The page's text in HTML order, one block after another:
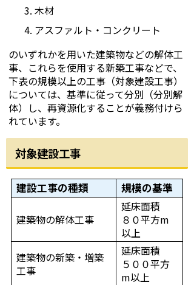
木材
アスファルト・コンクリート
のいずれかを用いた建築物などの解体工
事、これらを使用する新築工事などで、
下表の規模以上の工事（対象建設工事）
については、基準に従って分別（分別解
体）し、再資源化することが義務付けら
れています。
対象建設工事
建設工事の種類 規模の基準
建築物の解体工事
延床面積
８０平方m
以上
建築物の新築・増築
工事
延床面積
５００平方
m以上